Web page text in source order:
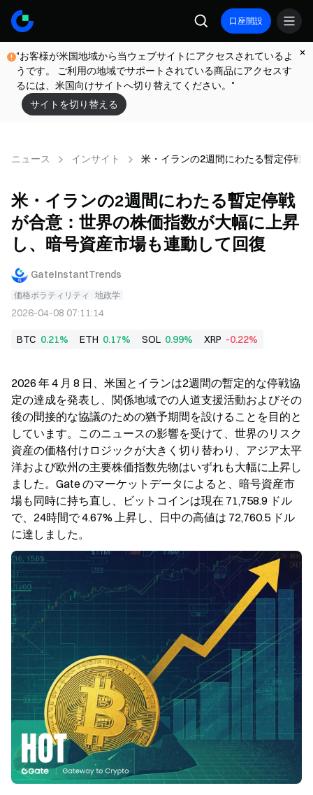
口座開設
"お客様が米国地域から当ウェブサイトにアクセスされているよ
うです。 ご利用の地域でサポートされている商品にアクセスす
るには、米国向けサイトへ切り替えてください。"
サイトを切り替える
ニュース インサイト 米・イランの2週間にわたる暫定停戦
米・イランの2週間にわたる暫定停戦
が合意：世界の株価指数が大幅に上昇
し、暗号資産市場も連動して回復
GateInstantTrends
価格ボラティリティ 地政学
2026-04-08 07:11:14
BTC 0.21% ETH 0.17% SOL 0.99% XRP -0.22%
2026 年 4 月 8 日、米国とイランは2週間の暫定的な停戦協
定の達成を発表し、関係地域での人道支援活動およびその
後の間接的な協議のための猶予期間を設けることを目的と
しています。このニュースの影響を受けて、世界のリスク
資産の価格付けロジックが大きく切り替わり、アジア太平
洋および欧州の主要株価指数先物はいずれも大幅に上昇し
ました。Gate のマーケットデータによると、暗号資産市
場も同時に持ち直し、ビットコインは現在 71,758.9 ドル
で、24時間で 4.67% 上昇し、日中の高値は 72,760.5 ドル